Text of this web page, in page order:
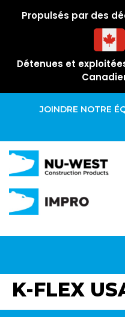
Propulsés par des
Détenues et
JOINDRE NOTRE
K-FLEX